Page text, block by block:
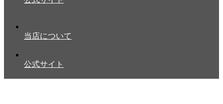
当店について
公式サイト